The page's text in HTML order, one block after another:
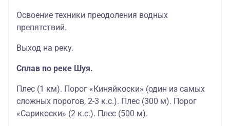
Освоение техники преодоления водных
препятствий.
Выход на реку.
Сплав по реке Шуя.
Плес (1 км). Порог «Киняйкоски» (один из самых
сложных порогов, 2-3 к.с.). Плес (300 м). Порог
«Сарикоски» (2 к.с.). Плес (500 м).